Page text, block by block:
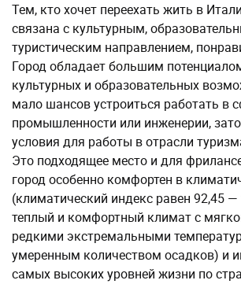
Тем, кто хочет переехать жить в
связана с культурным,
туристическим направлением,
Город обладает большим
культурных и образовательных
мало шансов устроиться работать в
промышленности или инженерии,
условия для работы в отрасли
Это подходящее место и для
город особенно комфортен в
(климатический индекс равен 92,45
теплый и комфортный климат с
редкими экстремальными
умеренным количеством осадков) и
самых высоких уровней жизни по